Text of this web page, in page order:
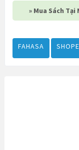
» Mua Sách
FAHASA